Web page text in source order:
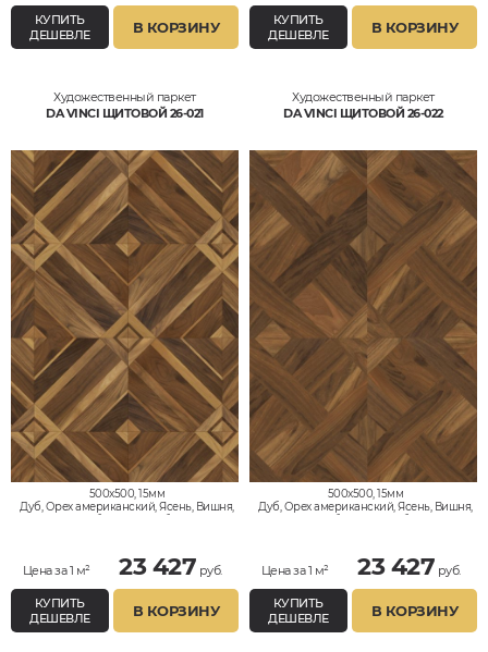
КУПИТЬ
ДЕШЕВЛЕ
В КОРЗИНУ
КУПИТЬ
ДЕШЕВЛЕ
В КОРЗИНУ
Художественный паркет
DA VINCI ЩИТОВОЙ 26-021
500x500, 15мм
Дуб, Орех американский, Ясень, Вишня,
Цена за 1 м² 23 427 руб.
КУПИТЬ
ДЕШЕВЛЕ
В КОРЗИНУ
Художественный паркет
DA VINCI ЩИТОВОЙ 26-022
500x500, 15мм
Дуб, Орех американский, Ясень, Вишня,
Цена за 1 м² 23 427 руб.
КУПИТЬ
ДЕШЕВЛЕ
В КОРЗИНУ